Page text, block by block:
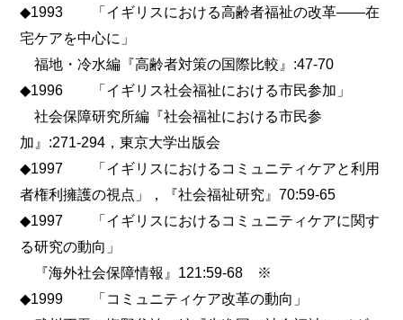
◆1993 「イギリスにおける高齢者福祉の改革――在
宅ケアを中心に」
福地・冷水編『高齢者対策の国際比較』:47-70
◆1996 「イギリス社会福祉における市民参加」
社会保障研究所編『社会福祉における市民参
加』:271-294，東京大学出版会
◆1997 「イギリスにおけるコミュニティケアと利用
者権利擁護の視点」，『社会福祉研究』70:59-65
◆1997 「イギリスにおけるコミュニティケアに関す
る研究の動向」
『海外社会保障情報』121:59-68 ※
◆1999 「コミュニティケア改革の動向」